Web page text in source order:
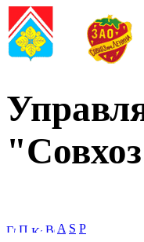
A S P